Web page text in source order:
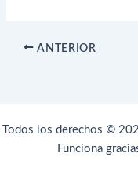
ANTERIOR
Todos los derechos ©
Funciona